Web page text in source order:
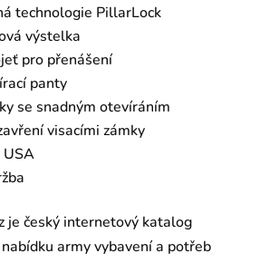
technologie PillarLock
výstelka
pro přenášení
panty
se snadným otevíráním
visacími zámky
USA
je český internetový katalog
army vybavení a potřeb